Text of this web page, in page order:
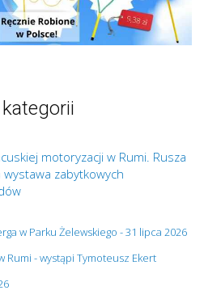
motoryzacji w Rumi. Rusza
wystawa zabytkowych
w Parku Żelewskiego - 31 lipca 2026
- wystąpi Tymoteusz Ekert